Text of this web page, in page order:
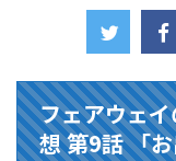
フェアウェ
想 第9話 「